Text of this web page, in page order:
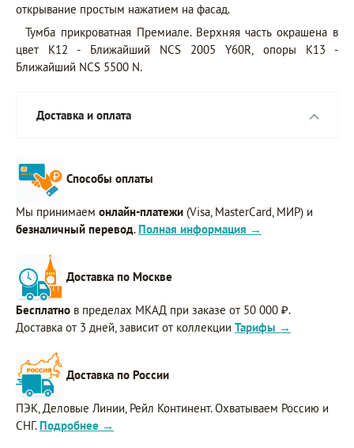
открывание простым нажатием на фасад.
Тумба прикроватная Премиале. Верхняя часть окрашена в
цвет K12 - Ближайший NCS 2005 Y60R, опоры K13 -
Ближайший NCS 5500 N.
Доставка и оплата
Способы оплаты
Мы принимаем онлайн-платежи (Visa, MasterCard, МИР) и
безналичный перевод. Полная информация →
Доставка по Москве
Бесплатно в пределах МКАД при заказе от 50 000 ₽.
Доставка от 3 дней, зависит от коллекции Тарифы →
Доставка по России
ПЭК, Деловые Линии, Рейл Континент. Охватываем Россию и
СНГ. Подробнее →